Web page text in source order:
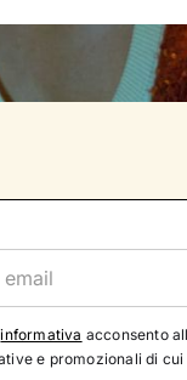
informativa acconsento
e promozionali di cui